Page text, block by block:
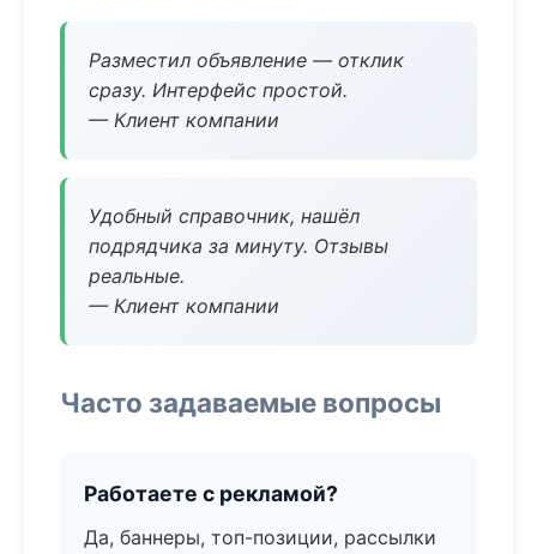
Разместил объявление — отклик
сразу. Интерфейс простой.
— Клиент компании
Удобный справочник, нашёл
подрядчика за минуту. Отзывы
реальные.
— Клиент компании
Часто задаваемые вопросы
Работаете с рекламой?
Да, баннеры, топ-позиции, рассылки